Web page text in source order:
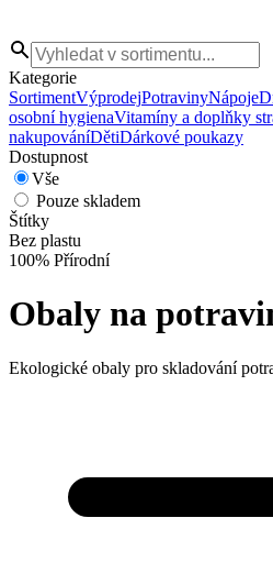
Kategorie
SortimentVýprodejPotravinyNápoje
osobní hygienaVitamíny a doplňky
nakupováníDětiDárkové poukazy
Dostupnost
Vše
Pouze skladem
Štítky
Bez plastu
100% Přírodní
Obaly na
Ekologické obaly pro skladování